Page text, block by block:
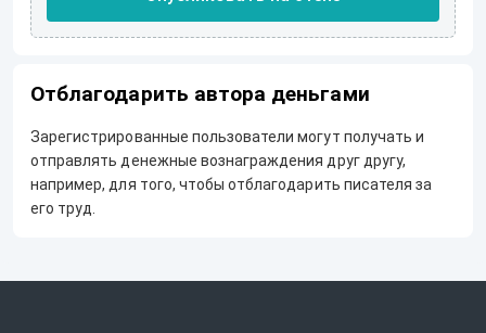
Отблагодарить автора деньгами
Зарегистрированные пользователи могут получать и
отправлять денежные вознаграждения друг другу,
например, для того, чтобы отблагодарить писателя за
его труд.